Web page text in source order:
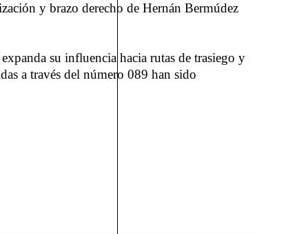
y brazo derecho de Hernán Bermúdez
su influencia hacia rutas de trasiego y
a través del número 089 han sido